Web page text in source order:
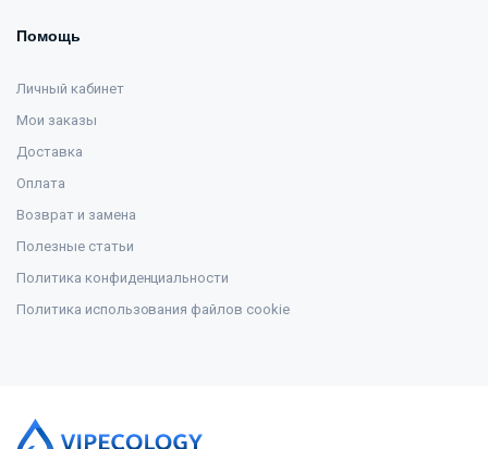
Помощь
Личный кабинет
Мои заказы
Доставка
Оплата
Возврат и замена
Полезные статьи
Политика конфиденциальности
Политика использования файлов cookie